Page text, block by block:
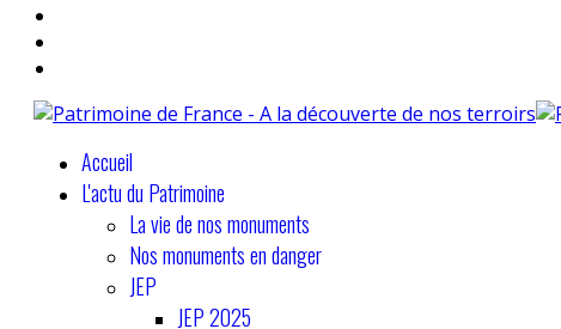
Accueil
L'actu du Patrimoine
La vie de nos monuments
Nos monuments en danger
JEP
JEP 2025